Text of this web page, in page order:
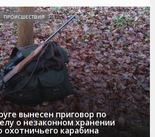
вынесен приговор по
о незаконном хранении
охотничьего карабина
ПРОИСШЕСТВИЯ